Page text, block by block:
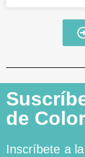
de
Inscríbete a